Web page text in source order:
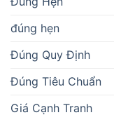
đúng hẹn
Đúng Quy Định
Đúng Tiêu Chuẩn
Giá Cạnh Tranh